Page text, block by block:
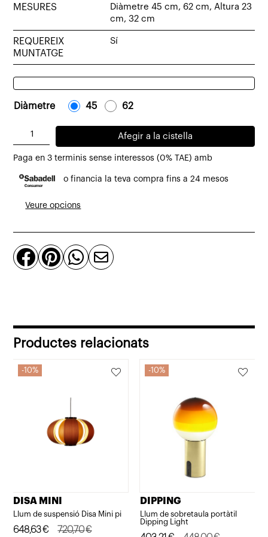
MESURES
Diàmetre 45 cm, 62 cm, Altura 23
cm, 32 cm
REQUEREIX
MUNTATGE
Sí
Diàmetre -45 62
quantitat
Llum
de
pantalla
de
cinta
Afegir a la cistella
Paga en 3 terminis sense interessos (0% TAE) amb
o financia la teva compra fins a 24 mesos
Veure opcions
   
Productes relacionats
10%
DISA MINI
Llum de suspensió Disa Mini pi
720,70€
El
648,63€
El
10%
DIPPING
Llum de sobretaula portàtil
Dipping Light